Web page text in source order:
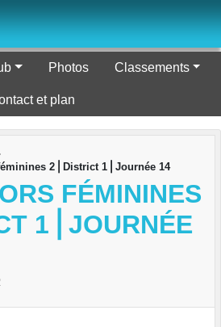
Photos Classements
et plan
2⎪District 1⎪Journée 14
FÉMININES
1⎪JOURNÉE